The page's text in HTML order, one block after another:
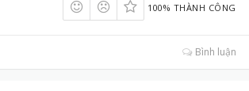
100% THÀNH CÔNG
Bình luận